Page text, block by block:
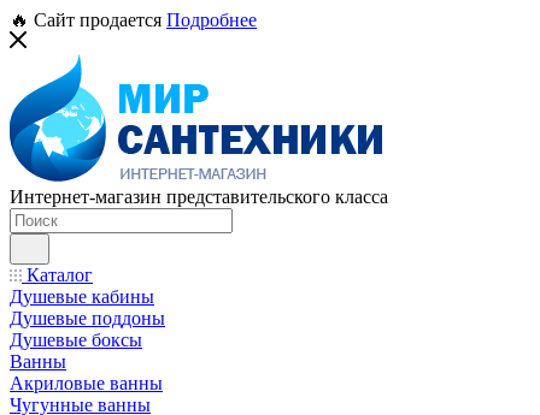
🔥 Сайт продается Подробнее
Интернет-магазин представительского класса
Каталог
Душевые кабины
Душевые поддоны
Душевые боксы
Ванны
Акриловые ванны
Чугунные ванны